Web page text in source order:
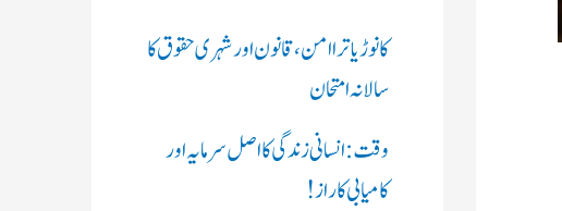
ں
کانوڑ یاترا امن،قانون اور شہری حقوق کا
سالانہ امتحان
وقت: انسانی زندگی کا اصل سرمایہ اور
کامیابی کا راز !